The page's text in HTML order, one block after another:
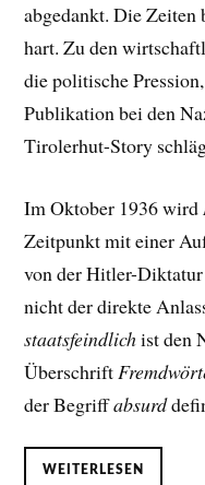
abgedankt. Die Zeiten
hart. Zu den
die politische
Publikation bei den
Tirolerhut-Story
Im Oktober 1936 wird
Zeitpunkt mit einer
von der Hitler-
nicht der direkte
staatsfeindlichist den
Überschrift
der Begriffabsurd
WEITERLESEN